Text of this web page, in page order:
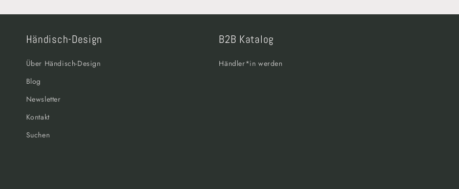
Händisch-Design
Über Händisch-Design
Blog
Newsletter
Kontakt
Suchen
B2B Katalog
Händler*in werden